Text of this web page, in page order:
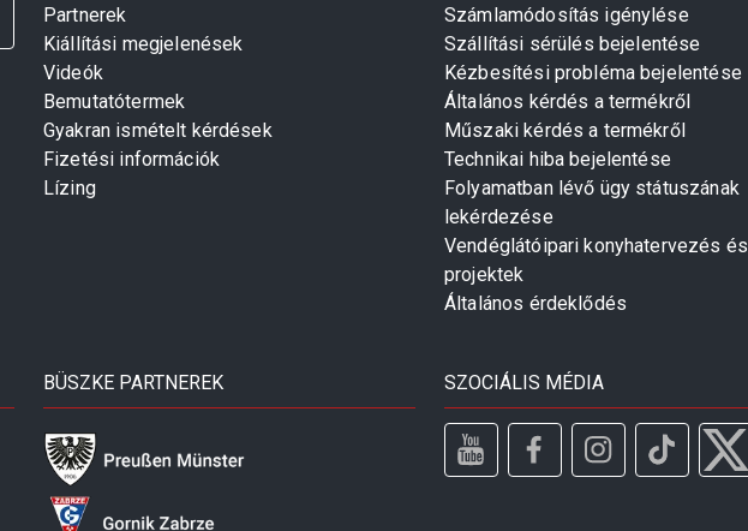
Partnerek
Kiállítási megjelenések
Videók
Bemutatótermek
Gyakran ismételt kérdések
Fizetési információk
Lízing
Számlamódosítás igénylése
Szállítási sérülés bejelentése
Kézbesítési probléma bejelentése
Általános kérdés a termékről
Műszaki kérdés a termékről
Technikai hiba bejelentése
Folyamatban lévő ügy státuszának
lekérdezése
Vendéglátóipari konyhatervezés és
projektek
Általános érdeklődés
BÜSZKE PARTNEREK SZOCIÁLIS MÉDIA